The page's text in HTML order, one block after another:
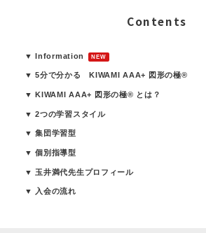
Contents
▼ Information NEW
▼ 5分で分かる KIWAMI AAA+ 図形の極®
▼ KIWAMI AAA+ 図形の極® とは？
▼ 2つの学習スタイル
▼ 集団学習型
▼ 個別指導型
▼ 玉井満代先生プロフィール
▼ 入会の流れ